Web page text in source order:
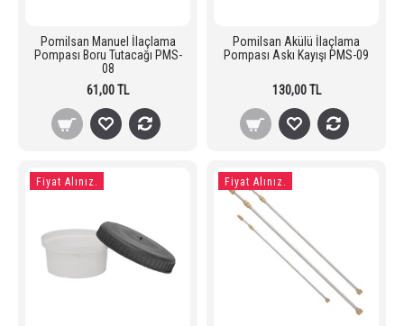
Pomilsan Manuel İlaçlama
Pompası Boru Tutacağı PMS-
08
61,00 TL
Pomilsan Akülü İlaçlama
Pompası Askı Kayışı PMS-09
130,00 TL
Fiyat Alınız. Fiyat Alınız.